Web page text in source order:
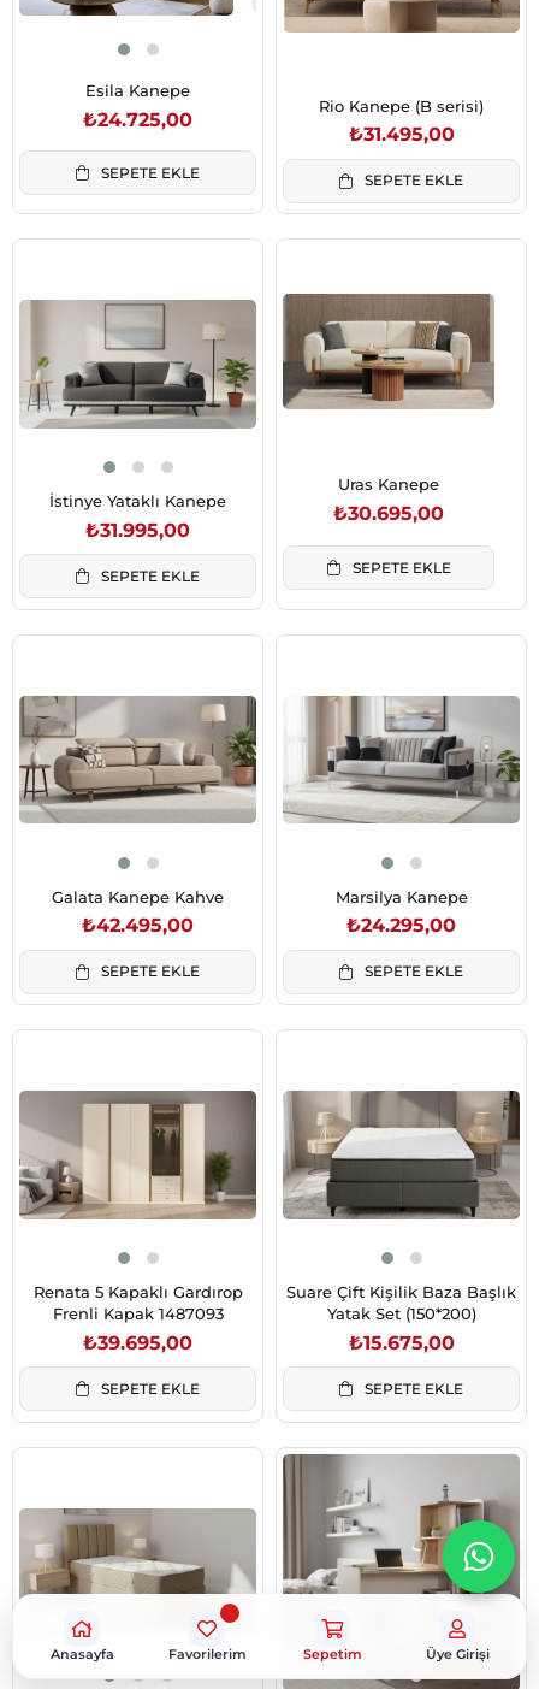
Esila Kanepe
₺24.725,00
SEPETE EKLE
Rio Kanepe (B serisi)
₺31.495,00
SEPETE EKLE
İstinye Yataklı Kanepe
₺31.995,00
SEPETE EKLE
Uras Kanepe
₺30.695,00
SEPETE EKLE
Galata Kanepe Kahve
₺42.495,00
SEPETE EKLE
Marsilya Kanepe
₺24.295,00
SEPETE EKLE
Renata 5 Kapaklı Gardırop
Frenli Kapak 1487093
₺39.695,00
SEPETE EKLE
Suare Çift Kişilik Baza Başlık
Yatak Set (150*200)
₺15.675,00
SEPETE EKLE
Anasayfa Favorilerim Sepetim Üye Girişi